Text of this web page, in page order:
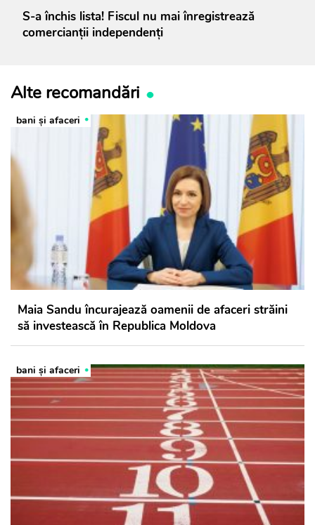
S-a închis lista! Fiscul nu mai înregistrează
comercianții independenți
Alte recomandări
bani și afaceri
Maia Sandu încurajează oamenii de afaceri străini
să investească în Republica Moldova
bani și afaceri